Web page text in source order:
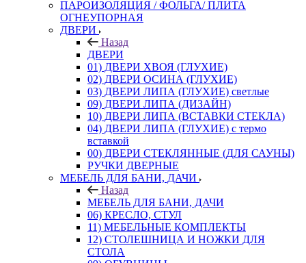
ПАРОИЗОЛЯЦИЯ / ФОЛЬГА/ ПЛИТА
ОГНЕУПОРНАЯ
ДВЕРИ
Назад
ДВЕРИ
01) ДВЕРИ ХВОЯ (ГЛУХИЕ)
02) ДВЕРИ ОСИНА (ГЛУХИЕ)
03) ДВЕРИ ЛИПА (ГЛУХИЕ) светлые
09) ДВЕРИ ЛИПА (ДИЗАЙН)
10) ДВЕРИ ЛИПА (ВСТАВКИ СТЕКЛА)
04) ДВЕРИ ЛИПА (ГЛУХИЕ) с термо
вставкой
00) ДВЕРИ СТЕКЛЯННЫЕ (ДЛЯ САУНЫ)
РУЧКИ ДВЕРНЫЕ
МЕБЕЛЬ ДЛЯ БАНИ, ДАЧИ
Назад
МЕБЕЛЬ ДЛЯ БАНИ, ДАЧИ
06) КРЕСЛО, СТУЛ
11) МЕБЕЛЬНЫЕ КОМПЛЕКТЫ
12) СТОЛЕШНИЦА И НОЖКИ ДЛЯ
СТОЛА